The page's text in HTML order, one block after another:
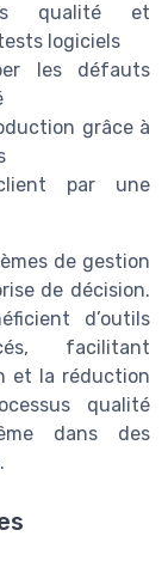
qualité et
logiciels
les défauts
grâce à
par une
de gestion
de décision.
d’outils
facilitant
et la réduction
qualité
dans des